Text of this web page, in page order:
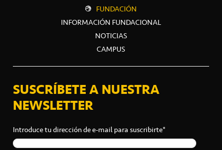
FUNDACIÓN
INFORMACIÓN FUNDACIONAL
NOTICIAS
CAMPUS
SUSCRÍBETE A NUESTRA
NEWSLETTER
Introduce tu dirección de e-mail para suscribirte*